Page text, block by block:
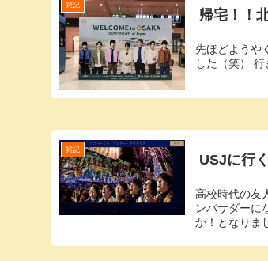
雑記
帰宅！！
先ほどようや
した（笑）
雑記
USJに行
高校時代の友
ンバサダーに
か！となりま